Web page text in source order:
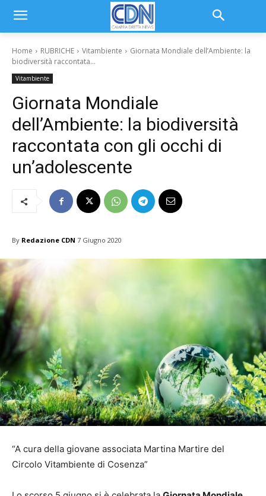
Home RUBRICHE Vitambiente
Giornata Mondiale dell’Ambiente: la
biodiversità raccontata...
Vitambiente
Giornata Mondiale
dell’Ambiente: la biodiversità
raccontata con gli occhi di
un’adolescente
By Redazione CDN 7 Giugno 2020
“A cura della giovane associata Martina Martire del
Circolo Vitambiente di Cosenza”